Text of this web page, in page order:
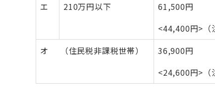
エ 210万円以下
61,500円
<44,400円>（
オ （住民税非課税世帯）
36,900円
<24,600円>（